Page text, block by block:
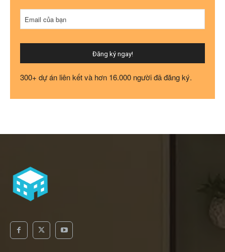
Email của bạn
Đăng ký ngay!
Your
300+ dự án liên kết và hơn 16.000 người đã đăng ký.